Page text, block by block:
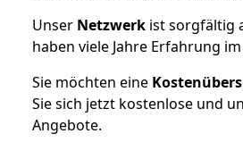
Unser Netzwerk ist sorgfältig
haben viele Jahre Erfahrung
Sie möchten eine
Sie sich jetzt kostenlose und
Angebote.